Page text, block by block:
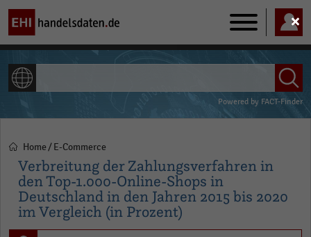
Main
navigation
Powered by FACT-Finder
Pfadnavigation
Home E-Commerce
Verbreitung der Zahlungsverfahren in
den Top-1.000-Online-Shops in
Deutschland in den Jahren 2015 bis 2020
im Vergleich (in Prozent)